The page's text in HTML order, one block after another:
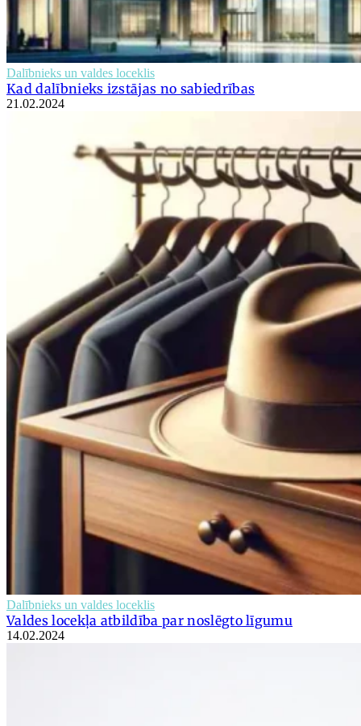
Dalībnieks un valdes loceklis
Kad dalībnieks izstājas no sabiedrības
21.02.2024
Dalībnieks un valdes loceklis
Valdes locekļa atbildība par noslēgto līgumu
14.02.2024